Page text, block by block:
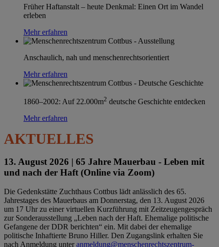
Früher Haftanstalt – heute Denkmal: Einen Ort im Wandel
erleben
Mehr erfahren
Anschaulich, nah und menschenrechtsorientiert
Mehr erfahren
1860–2002: Auf 22.000m2 deutsche Geschichte entdecken
Mehr erfahren
AKTUELLES
13. August 2026 | 65 Jahre Mauerbau - Leben mit
und nach der Haft (Online via Zoom)
Die Gedenkstätte Zuchthaus Cottbus lädt anlässlich des 65.
Jahrestages des Mauerbaus am Donnerstag, den 13. August 2026
um 17 Uhr zu einer virtuellen Kurzführung mit Zeitzeugengespräch
zur Sonderausstellung „Leben nach der Haft. Ehemalige politische
Gefangene der DDR berichten“ ein. Mit dabei der ehemalige
politische Inhaftierte Bruno Hiller. Den Zugangslink erhalten Sie
nach Anmeldung unteranmeldung@menschenrechtszentrum-